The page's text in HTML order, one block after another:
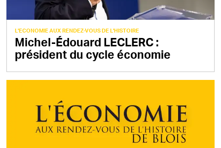
L'ECONOMIE AUX RENDEZ-VOUS DE L'HISTOIRE
Michel-Édouard LECLERC :
président du cycle économie